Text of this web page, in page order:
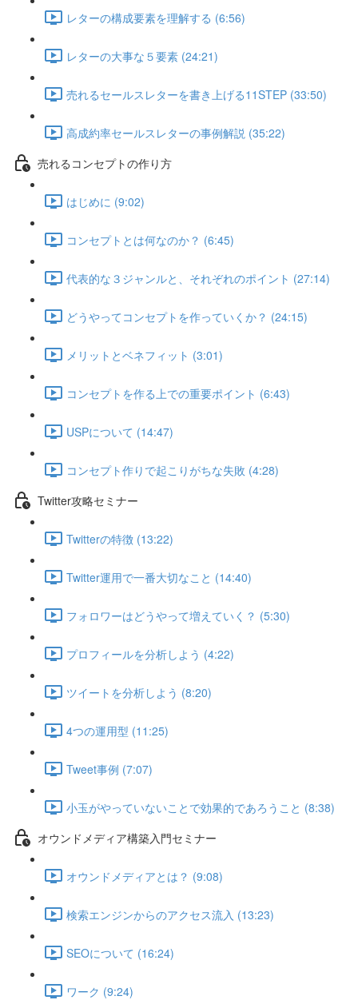
レターの構成要素を理解する (6:56)
レターの大事な５要素 (24:21)
売れるセールスレターを書き上げる11STEP (33:50)
高成約率セールスレターの事例解説 (35:22)
売れるコンセプトの作り方
はじめに (9:02)
コンセプトとは何なのか？ (6:45)
代表的な３ジャンルと、それぞれのポイント (27:14)
どうやってコンセプトを作っていくか？ (24:15)
メリットとベネフィット (3:01)
コンセプトを作る上での重要ポイント (6:43)
USPについて (14:47)
コンセプト作りで起こりがちな失敗 (4:28)
Twitter攻略セミナー
Twitterの特徴 (13:22)
Twitter運用で一番大切なこと (14:40)
フォロワーはどうやって増えていく？ (5:30)
プロフィールを分析しよう (4:22)
ツイートを分析しよう (8:20)
4つの運用型 (11:25)
Tweet事例 (7:07)
小玉がやっていないことで効果的であろうこと (8:38)
オウンドメディア構築入門セミナー
オウンドメディアとは？ (9:08)
検索エンジンからのアクセス流入 (13:23)
SEOについて (16:24)
ワーク (9:24)